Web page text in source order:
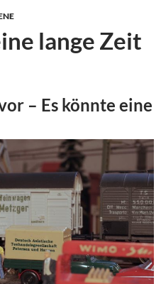
lange Zeit
– Es könnte eine